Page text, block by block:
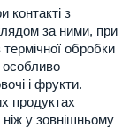
контакті з
за ними, при
термічної обробки
особливо
і фрукти.
продуктах
у зовнішньому